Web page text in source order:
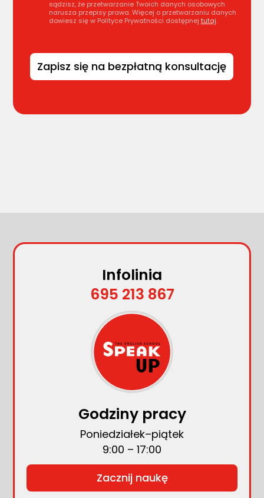
sądzisz, że przetwarzanie Twoich danych osobowych
narusza przepisy prawa. Więcej o przetwarzaniu danych
dowiesz się w Polityce Prywatności dostępnej tutaj.
Infolinia
695 213 867
Godziny pracy
Poniedziałek–piątek
9:00 – 17:00
Zacznij naukę